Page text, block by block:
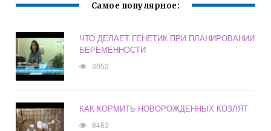
Самое популярное:
ЧТО ДЕЛАЕТ ГЕНЕТИК ПРИ ПЛАНИРОВАНИИ
БЕРЕМЕННОСТИ
3052
КАК КОРМИТЬ НОВОРОЖДЕННЫХ КОЗЛЯТ
8483